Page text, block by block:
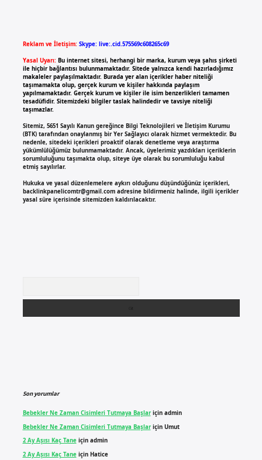
Reklam ve İletişim: Skype: live:.cid.575569c608265c69
Yasal Uyarı: Bu internet sitesi, herhangi bir marka, kurum veya şahıs şirketi
ile hiçbir bağlantısı bulunmamaktadır. Sitede yalnızca kendi hazırladığımız
makaleler paylaşılmaktadır. Burada yer alan içerikler haber niteliği
taşımamakta olup, gerçek kurum ve kişiler hakkında paylaşım
yapılmamaktadır. Gerçek kurum ve kişiler ile isim benzerlikleri tamamen
tesadüfidir. Sitemizdeki bilgiler taslak halindedir ve tavsiye niteliği
taşımazlar.
Sitemiz, 5651 Sayılı Kanun gereğince Bilgi Teknolojileri ve İletişim Kurumu
(BTK) tarafından onaylanmış bir Yer Sağlayıcı olarak hizmet vermektedir. Bu
nedenle, sitedeki içerikleri proaktif olarak denetleme veya araştırma
yükümlülüğümüz bulunmamaktadır. Ancak, üyelerimiz yazdıkları içeriklerin
sorumluluğunu taşımakta olup, siteye üye olarak bu sorumluluğu kabul
etmiş sayılırlar.
Hukuka ve yasal düzenlemelere aykırı olduğunu düşündüğünüz içerikleri,
backlinkpanelicomtr@gmail.comadresine bildirmeniz halinde, ilgili içerikler
yasal süre içerisinde sitemizden kaldırılacaktır.
Son yorumlar
Bebekler Ne Zaman Cisimleri Tutmaya Başlariçin admin
Bebekler Ne Zaman Cisimleri Tutmaya Başlariçin Umut
2 Ay Aşısı Kaç Taneiçin admin
2 Ay Aşısı Kaç Taneiçin Hatice